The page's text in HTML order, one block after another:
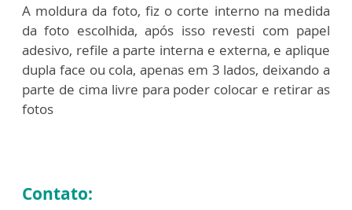
A moldura da foto, fiz o corte interno na medida
da foto escolhida, após isso revesti com papel
adesivo, refile a parte interna e externa, e aplique
dupla face ou cola, apenas em 3 lados, deixando a
parte de cima livre para poder colocar e retirar as
fotos
Contato: